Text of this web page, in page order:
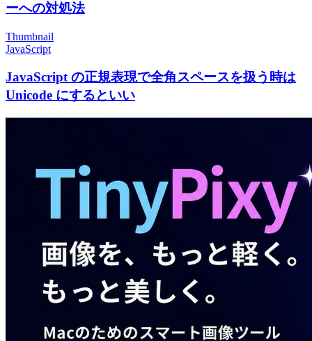
ーへの対処法
Thumbnail
JavaScript
JavaScript の正規表現で全角スペースを扱う時は
Unicode にするといい